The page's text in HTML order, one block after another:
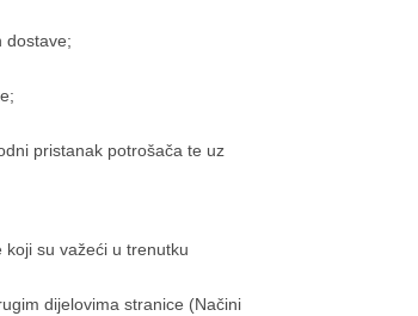
dostave;
pristanak potrošača te uz
su važeći u trenutku
dijelovima stranice (Načini